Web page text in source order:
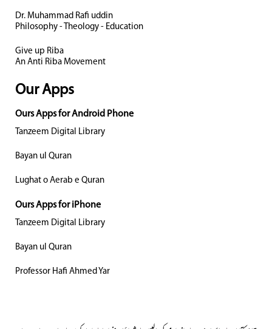
Dr. Muhammad Rafi uddin
Philosophy - Theology - Education
Give up Riba
An Anti Riba Movement
Our Apps
Ours Apps for Android Phone
Tanzeem Digital Library
Bayan ul Quran
Lughat o Aerab e Quran
Ours Apps for iPhone
Tanzeem Digital Library
Bayan ul Quran
Professor Hafi Ahmed Yar